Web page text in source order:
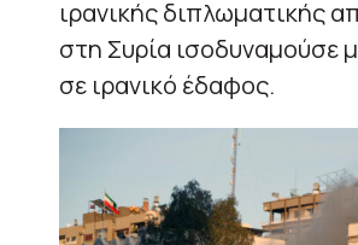
ιρανικής διπλωματικής
στη Συρία ισοδυναμούσε
σε ιρανικό έδαφος.